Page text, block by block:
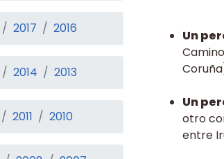
2017 2016
2014 2013
2011 2010
Un
Un
otro
entre